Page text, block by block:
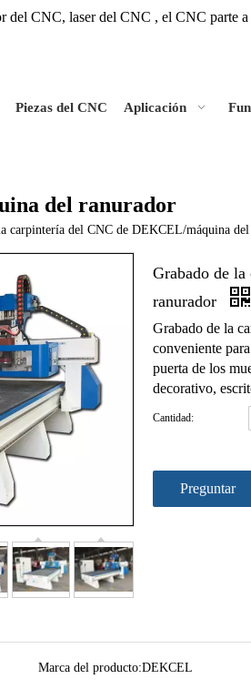
del CNC, laser del CNC , el CNC parte a
Piezas del CNC Aplicación
del ranurador
carpintería del CNC de DEKCEL/máquina
Grabado de
ranurador
Grabado de la
conveniente
puerta de los
decorativo,
Cantidad:
Preguntar
Marca del producto:DEKCEL